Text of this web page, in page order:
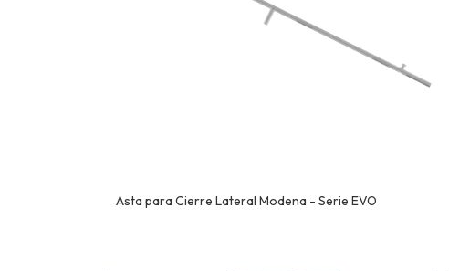
Asta para Cierre Lateral Modena - Serie EVO